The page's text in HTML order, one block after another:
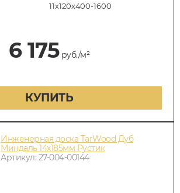
11х120х400-1600
6 175руб./м²
КУПИТЬ
Инженерная доска TarWood Дуб
Миндаль 14х185мм Рустик
Артикул: 27-004-00144